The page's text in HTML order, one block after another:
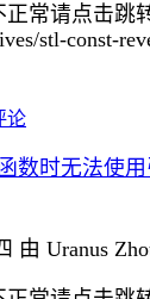
常请点击跳
stl-const-
论
数时无法使
由 Uranus